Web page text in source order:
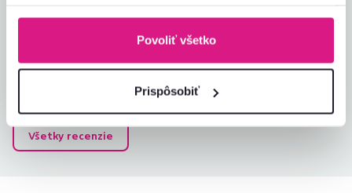
Povoliť všetko
Prispôsobiť
29.12.2025, Diaková,
Overený nákup
Všetky recenzie